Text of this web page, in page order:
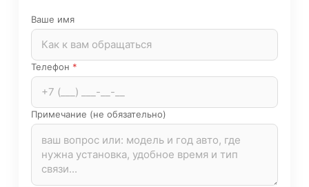
Ваше имя
Телефон *
Примечание (не обязательно)